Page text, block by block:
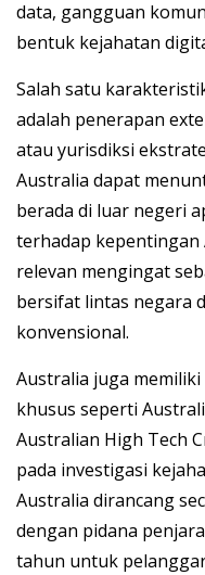
data, gangguan
bentuk kejahatan
Salah satu
adalah penerapan
atau yurisdiksi
Australia dapat
berada di luar negeri
terhadap kepentingan
relevan mengingat
bersifat lintas negara
konvensional.
Australia juga
khusus seperti
Australian High Tech
pada investigasi
Australia dirancang
dengan pidana
tahun untuk